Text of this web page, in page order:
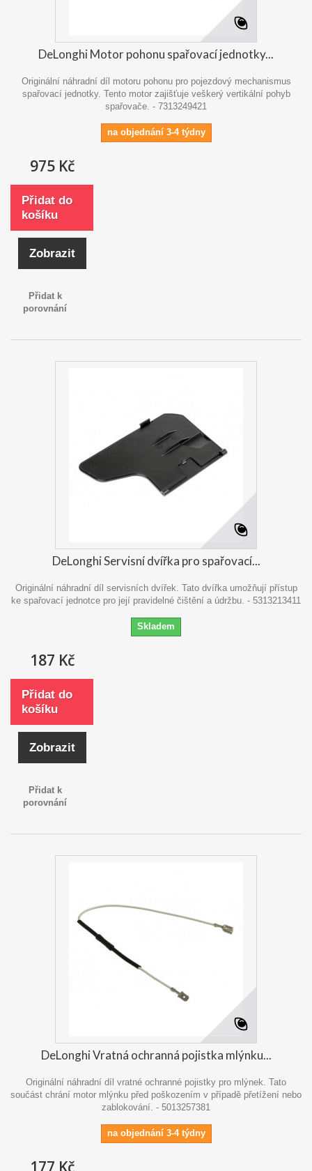
DeLonghi Motor pohonu spařovací jednotky...
Originální náhradní díl motoru pohonu pro pojezdový mechanismus
spařovací jednotky. Tento motor zajišťuje veškerý vertikální pohyb
spařovače. - 7313249421
na objednání 3-4 týdny
975 Kč
Přidat do
košíku
Zobrazit
Přidat k
porovnání
DeLonghi Servisní dvířka pro spařovací...
Originální náhradní díl servisních dvířek. Tato dvířka umožňují přístup
ke spařovací jednotce pro její pravidelné čištění a údržbu. - 5313213411
Skladem
187 Kč
Přidat do
košíku
Zobrazit
Přidat k
porovnání
DeLonghi Vratná ochranná pojistka mlýnku...
Originální náhradní díl vratné ochranné pojistky pro mlýnek. Tato
součást chrání motor mlýnku před poškozením v případě přetížení nebo
zablokování. - 5013257381
na objednání 3-4 týdny
177 Kč